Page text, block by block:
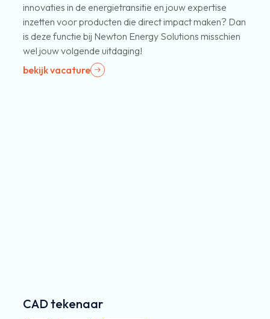
innovaties in de energietransitie en jouw expertise
inzetten voor producten die direct impact maken? Dan
is deze functie bij Newton Energy Solutions misschien
wel jouw volgende uitdaging!
bekijk vacature
CAD tekenaar